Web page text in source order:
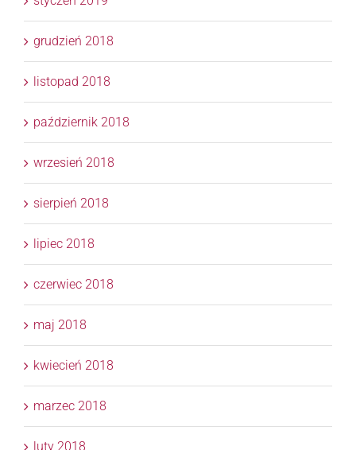
grudzień 2018
listopad 2018
październik 2018
wrzesień 2018
sierpień 2018
lipiec 2018
czerwiec 2018
maj 2018
kwiecień 2018
marzec 2018
luty 2018